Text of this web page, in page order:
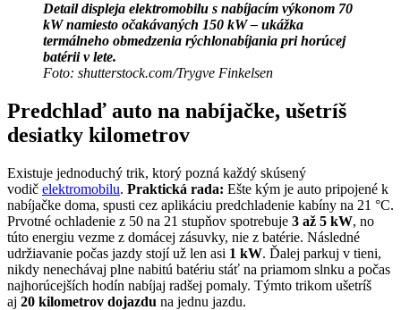
Detail displeja elektromobilu s nabíjacím výkonom 70
kW namiesto očakávaných 150 kW – ukážka
termálneho obmedzenia rýchlonabíjania pri horúcej
batérii v lete.
Foto: shutterstock.com/Trygve Finkelsen
Predchlaď auto na nabíjačke, ušetríš
desiatky kilometrov
Existuje jednoduchý trik, ktorý pozná každý skúsený
vodič elektromobilu. Praktická rada: Ešte kým je auto pripojené k
nabíjačke doma, spusti cez aplikáciu predchladenie kabíny na 21 °C.
Prvotné ochladenie z 50 na 21 stupňov spotrebuje 3 až 5 kW, no
túto energiu vezme z domácej zásuvky, nie z batérie. Následné
udržiavanie počas jazdy stojí už len asi 1 kW. Ďalej parkuj v tieni,
nikdy nenechávaj plne nabitú batériu stáť na priamom slnku a počas
najhorúcejších hodín nabíjaj radšej pomaly. Týmto trikom ušetríš
aj 20 kilometrov dojazdu na jednu jazdu.